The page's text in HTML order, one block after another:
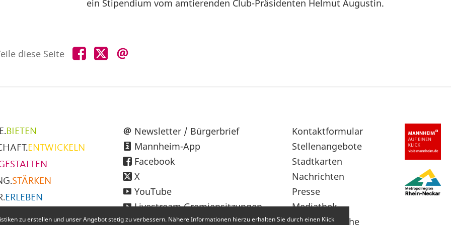
ein Stipendium vom amtierenden Club-Präsidenten Helmut Augustin.
diese Seite Teile
diese
Teile
diese
BIETEN
ENTWICKELN
STÄRKEN
ERLEBEN
Newsletter / Bürgerbrief
Mannheim-App
Facebook
X
YouTube
Livestream Gremiensitzungen
Instagram
Sekundärnavigation
im
Fußbereich
Kontaktformular
Stellenangebote
Stadtkarten
Nachrichten
Presse
Mediathek
Leichte Sprache
zu erstellen und unser Angebot stetig zu verbessern. Nähere Informationen hierzu erhalten Sie durch einen Klick